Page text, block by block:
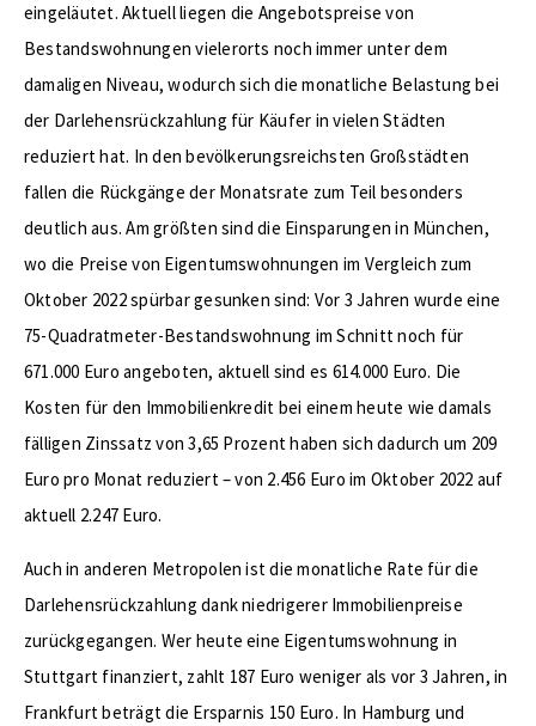
eingeläutet. Aktuell liegen die Angebotspreise von
Bestandswohnungen vielerorts noch immer unter dem
damaligen Niveau, wodurch sich die monatliche Belastung bei
der Darlehensrückzahlung für Käufer in vielen Städten
reduziert hat. In den bevölkerungsreichsten Großstädten
fallen die Rückgänge der Monatsrate zum Teil besonders
deutlich aus. Am größten sind die Einsparungen in München,
wo die Preise von Eigentumswohnungen im Vergleich zum
Oktober 2022 spürbar gesunken sind: Vor 3 Jahren wurde eine
75-Quadratmeter-Bestandswohnung im Schnitt noch für
671.000 Euro angeboten, aktuell sind es 614.000 Euro. Die
Kosten für den Immobilienkredit bei einem heute wie damals
fälligen Zinssatz von 3,65 Prozent haben sich dadurch um 209
Euro pro Monat reduziert – von 2.456 Euro im Oktober 2022 auf
aktuell 2.247 Euro.
Auch in anderen Metropolen ist die monatliche Rate für die
Darlehensrückzahlung dank niedrigerer Immobilienpreise
zurückgegangen. Wer heute eine Eigentumswohnung in
Stuttgart finanziert, zahlt 187 Euro weniger als vor 3 Jahren, in
Frankfurt beträgt die Ersparnis 150 Euro. In Hamburg und